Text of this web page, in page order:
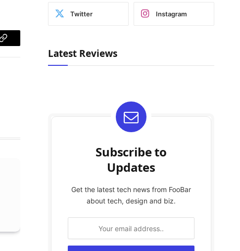
Copy
Twitter Instagram
Latest Reviews
Subscribe to
Updates
Get the latest tech news from FooBar
about tech, design and biz.